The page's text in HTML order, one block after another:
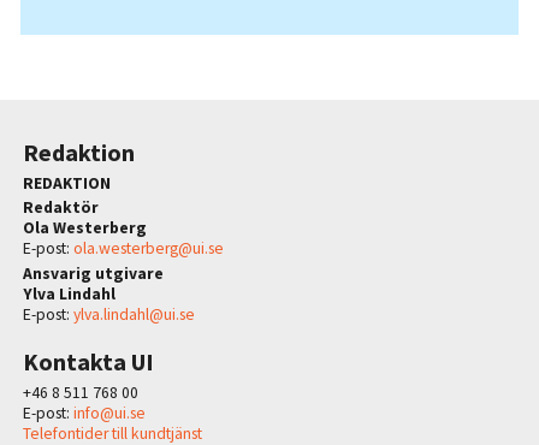
Redaktion
REDAKTION
Redaktör
Ola Westerberg
E-post: ola.westerberg@ui.se
Ansvarig utgivare
Ylva Lindahl
E-post: ylva.lindahl@ui.se
Kontakta UI
+46 8 511 768 00
E-post: info@ui.se
Telefontider till kundtjänst